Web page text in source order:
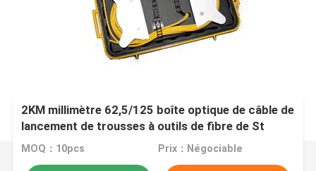
2KM millimètre 62,5/125 boîte optique de câble de
lancement de trousses à outils de fibre de St
LC/fibre OTDR
MOQ：10pcs Prix：Négociable